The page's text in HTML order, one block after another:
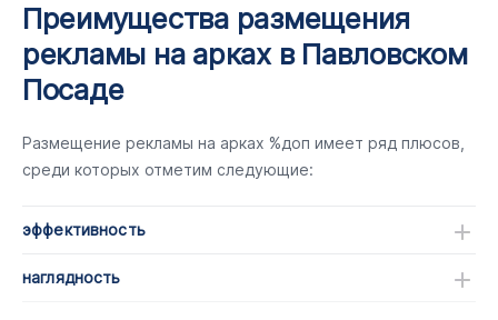
Преимущества размещения
рекламы на арках в Павловском
Посаде
Размещение рекламы на арках %доп имеет ряд плюсов,
среди которых отметим следующие:
эффективность
наглядность